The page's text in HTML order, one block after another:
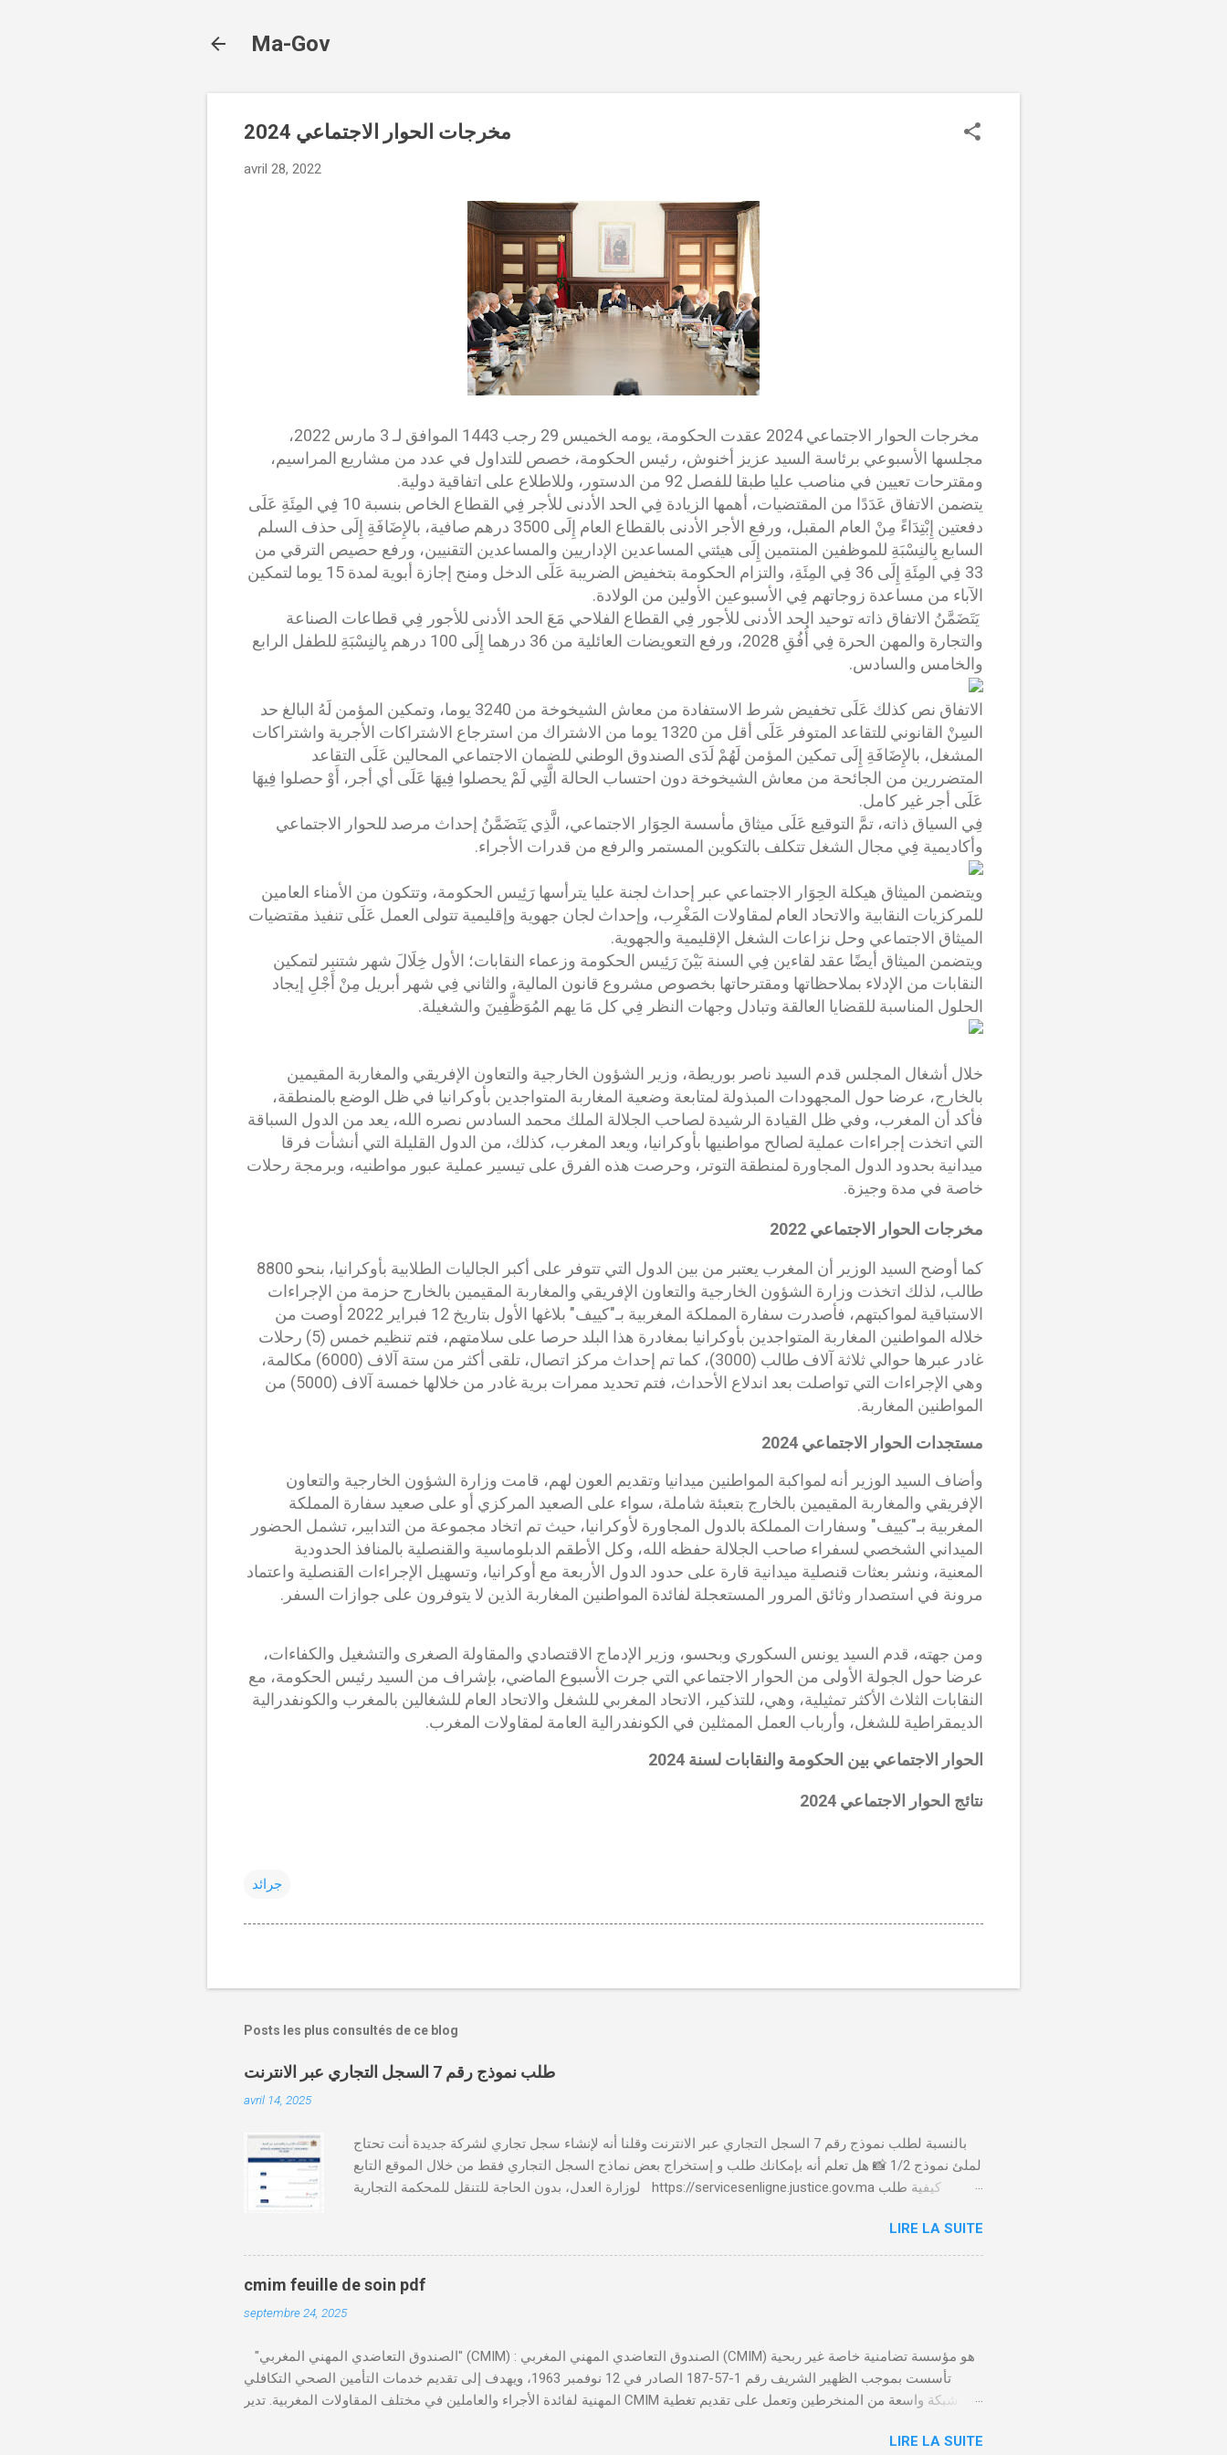
Ma-Gov
مخرجات الحوار الاجتماعي 2024
avril 28, 2022
مخرجات الحوار الاجتماعي 2024 عقدت الحكومة، يومه الخميس 29 رجب 1443 الموافق لـ 3 مارس 2022،
مجلسها الأسبوعي برئاسة السيد عزيز أخنوش، رئيس الحكومة، خصص للتداول في عدد من مشاريع المراسيم،
ومقترحات تعيين في مناصب عليا طبقا للفصل 92 من الدستور، وللاطلاع على اتفاقية دولية.
يتضمن الاتفاق عَدَدًا من المقتضيات، أهمها الزيادة فِي الحد الأدنى للأجر فِي القطاع الخاص بنسبة 10 فِي المِئَةِ عَلَى
دفعتين إِبْتِدَاءً مِنْ العام المقبل، ورفع الأجر الأدنى بالقطاع العام إِلَى 3500 درهم صافية، بالإِضَافَةِ إِلَى حذف السلم
السابع بِالنِسْبَةِ للموظفين المنتمين إِلَى هيئتي المساعدين الإداريين والمساعدين التقنيين، ورفع حصيص الترقي من
33 فِي المِئَةِ إِلَى 36 فِي المِئَةِ، والتزام الحكومة بتخفيض الضريبة عَلَى الدخل ومنح إجازة أبوية لمدة 15 يوما لتمكين
الآباء من مساعدة زوجاتهم فِي الأسبوعين الأولين من الولادة.
يَتَضَمَّنُ الاتفاق ذاته توحيد الحد الأدنى للأجور فِي القطاع الفلاحي مَعَ الحد الأدنى للأجور فِي قطاعات الصناعة
والتجارة والمهن الحرة فِي أُفُقِ 2028، ورفع التعويضات العائلية من 36 درهما إِلَى 100 درهم بِالنِسْبَةِ للطفل الرابع
والخامس والسادس.
الاتفاق نص كذلك عَلَى تخفيض شرط الاستفادة من معاش الشيخوخة من 3240 يوما، وتمكين المؤمن لَهُ البالغ حد
السِنْ القانوني للتقاعد المتوفر عَلَى أقل من 1320 يوما من الاشتراك من استرجاع الاشتراكات الأجرية واشتراكات
المشغل، بالإِضَافَةِ إِلَى تمكين المؤمن لَهُمْ لَدَى الصندوق الوطني للضمان الاجتماعي المحالين عَلَى التقاعد
المتضررين من الجائحة من معاش الشيخوخة دون احتساب الحالة الَّتِي لَمْ يحصلوا فِيهَا عَلَى أي أجر، أَوْ حصلوا فِيهَا
عَلَى أجر غير كامل.
فِي السياق ذاته، تمَّ التوقيع عَلَى ميثاق مأسسة الحِوَار الاجتماعي، الَّذِي يَتَضَمَّنُ إحداث مرصد للحوار الاجتماعي
وأكاديمية فِي مجال الشغل تتكلف بالتكوين المستمر والرفع من قدرات الأجراء.
ويتضمن الميثاق هيكلة الحِوَار الاجتماعي عبر إحداث لجنة عليا يترأسها رَئِيس الحكومة، وتتكون من الأمناء العامين
للمركزيات النقابية والاتحاد العام لمقاولات المَغْرِب، وإحداث لجان جهوية وإقليمية تتولى العمل عَلَى تنفيذ مقتضيات
الميثاق الاجتماعي وحل نزاعات الشغل الإقليمية والجهوية.
ويتضمن الميثاق أيضًا عقد لقاءين فِي السنة بَيْنَ رَئِيس الحكومة وزعماء النقابات؛ الأول خِلَالَ شهر شتنبر لتمكين
النقابات من الإدلاء بملاحظاتها ومقترحاتها بخصوص مشروع قانون المالية، والثاني فِي شهر أبريل مِنْ أَجْلِ إيجاد
الحلول المناسبة للقضايا العالقة وتبادل وجهات النظر فِي كل مَا يهم المُوَظَّفِينَ والشغيلة.
خلال أشغال المجلس قدم السيد ناصر بوريطة، وزير الشؤون الخارجية والتعاون الإفريقي والمغاربة المقيمين
بالخارج، عرضا حول المجهودات المبذولة لمتابعة وضعية المغاربة المتواجدين بأوكرانيا في ظل الوضع بالمنطقة،
فأكد أن المغرب، وفي ظل القيادة الرشيدة لصاحب الجلالة الملك محمد السادس نصره الله، يعد من الدول السباقة
التي اتخذت إجراءات عملية لصالح مواطنيها بأوكرانيا، ويعد المغرب، كذلك، من الدول القليلة التي أنشأت فرقا
ميدانية بحدود الدول المجاورة لمنطقة التوتر، وحرصت هذه الفرق على تيسير عملية عبور مواطنيه، وبرمجة رحلات
خاصة في مدة وجيزة.
مخرجات الحوار الاجتماعي 2022
كما أوضح السيد الوزير أن المغرب يعتبر من بين الدول التي تتوفر على أكبر الجاليات الطلابية بأوكرانيا، بنحو 8800
طالب، لذلك اتخذت وزارة الشؤون الخارجية والتعاون الإفريقي والمغاربة المقيمين بالخارج حزمة من الإجراءات
الاستباقية لمواكبتهم، فأصدرت سفارة المملكة المغربية بـ"كييف" بلاغها الأول بتاريخ 12 فبراير 2022 أوصت من
خلاله المواطنين المغاربة المتواجدين بأوكرانيا بمغادرة هذا البلد حرصا على سلامتهم، فتم تنظيم خمس (5) رحلات
غادر عبرها حوالي ثلاثة آلاف طالب (3000)، كما تم إحداث مركز اتصال، تلقى أكثر من ستة آلاف (6000) مكالمة،
وهي الإجراءات التي تواصلت بعد اندلاع الأحداث، فتم تحديد ممرات برية غادر من خلالها خمسة آلاف (5000) من
المواطنين المغاربة.
مستجدات الحوار الاجتماعي 2024
وأضاف السيد الوزير أنه لمواكبة المواطنين ميدانيا وتقديم العون لهم، قامت وزارة الشؤون الخارجية والتعاون
الإفريقي والمغاربة المقيمين بالخارج بتعبئة شاملة، سواء على الصعيد المركزي أو على صعيد سفارة المملكة
المغربية بـ"كييف" وسفارات المملكة بالدول المجاورة لأوكرانيا، حيث تم اتخاد مجموعة من التدابير، تشمل الحضور
الميداني الشخصي لسفراء صاحب الجلالة حفظه الله، وكل الأطقم الدبلوماسية والقنصلية بالمنافذ الحدودية
المعنية، ونشر بعثات قنصلية ميدانية قارة على حدود الدول الأربعة مع أوكرانيا، وتسهيل الإجراءات القنصلية واعتماد
مرونة في استصدار وثائق المرور المستعجلة لفائدة المواطنين المغاربة الذين لا يتوفرون على جوازات السفر.
ومن جهته، قدم السيد يونس السكوري وبحسو، وزير الإدماج الاقتصادي والمقاولة الصغرى والتشغيل والكفاءات،
عرضا حول الجولة الأولى من الحوار الاجتماعي التي جرت الأسبوع الماضي، بإشراف من السيد رئيس الحكومة، مع
النقابات الثلاث الأكثر تمثيلية، وهي، للتذكير، الاتحاد المغربي للشغل والاتحاد العام للشغالين بالمغرب والكونفدرالية
الديمقراطية للشغل، وأرباب العمل الممثلين في الكونفدرالية العامة لمقاولات المغرب.
الحوار الاجتماعي بين الحكومة والنقابات لسنة 2024
نتائج الحوار الاجتماعي 2024
جرائد
Posts les plus consultés de ce blog
طلب نموذج رقم 7 السجل التجاري عبر الانترنت
avril 14, 2025
بالنسبة لطلب نموذج رقم 7 السجل التجاري عبر الانترنت وقلنا أنه لإنشاء سجل تجاري لشركة جديدة أنت تحتاج
لملئ نموذج 1/2 📸 هل تعلم أنه بإمكانك طلب و إستخراج بعض نماذج السجل التجاري فقط من خلال الموقع التابع
لوزارة العدل، بدون الحاجة للتنقل للمحكمة التجارية https://servicesenligne.justice.gov.ma كيفية طلب
الأداء 20 درهم عن طريق البطاقة البنكية. تأكيد العملية . استلام النموذج في مدة أقصاها 24 ساعة . 🤔
LIRE LA SUITE
cmim feuille de soin pdf
septembre 24, 2025
"الصندوق التعاضدي المهني المغربي" (CMIM) : الصندوق التعاضدي المهني المغربي (CMIM) هو مؤسسة تضامنية خاصة غير ربحية
تأسست بموجب الظهير الشريف رقم 1-57-187 الصادر في 12 نوفمبر 1963، ويهدف إلى تقديم خدمات التأمين الصحي التكافلي
المهنية لفائدة الأجراء والعاملين في مختلف المقاولات المغربية. تدير CMIM شبكة واسعة من المنخرطين وتعمل على تقديم تغطية
يلعب الصندوق التعاضدي المهني المغربي دورًا حيويًا في النهوض بالصحة المهنية داخل المقاولات المغربية. حيث يؤكد على أهمية
LIRE LA SUITE